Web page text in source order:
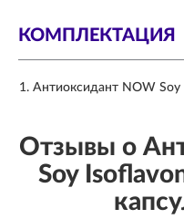
КОМПЛЕКТАЦИЯ
Антиоксидант NOW Soy
Отзывы о
Soy